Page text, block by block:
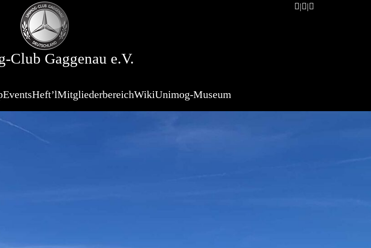
Club Gaggenau e.V.
EventsHeft’lMitgliederbereichWikiUnimog-Museum